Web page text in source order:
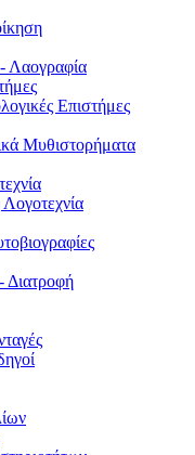
Λαογραφία
Επιστήμες
Μυθιστορήματα
Διατροφή